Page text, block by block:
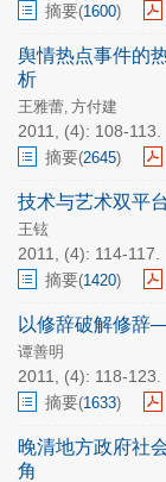
摘要(1600)
舆情热点事件的
析
王雅蕾, 方付建
2011, (4): 108-113.
摘要(2645)
技术与艺术双平
王铉
2011, (4): 114-117.
摘要(1420)
以修辞破解修
谭善明
2011, (4): 118-123.
摘要(1633)
晚清地方政府社
角